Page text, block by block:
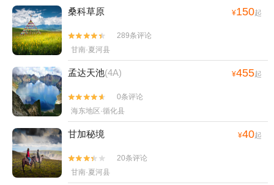
桑科草原 ¥150起


289条评论
甘南·夏河县
孟达天池(4A) ¥455起


0条评论
海东地区·循化县
甘加秘境 ¥40起


20条评论
甘南·夏河县